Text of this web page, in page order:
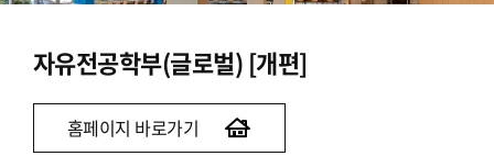
자유전공학부(글로벌) [개편]
홈페이지 바로가기